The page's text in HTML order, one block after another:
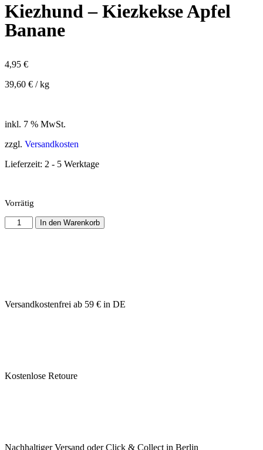
Kiezhund – Kiezkekse Apfel
Banane
4,95 €
39,60 € /kg
inkl. 7 % MwSt.
zzgl. Versandkosten
Lieferzeit: 2 - 5 Werktage
Vorrätig
In den Warenkorb
Versandkostenfrei ab 59 € in DE
Kostenlose Retoure
Nachhaltiger Versand oder Click & Collect in Berlin